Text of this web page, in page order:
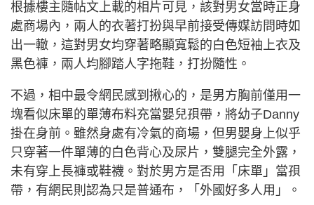
根據樓主隨帖文上載的相片可見，該對男女當時正身
處商場內，兩人的衣著打扮與早前接受傳媒訪問時如
出一轍，這對男女均穿著略顯寬鬆的白色短袖上衣及
黑色褲，兩人均腳踏人字拖鞋，打扮隨性。
不過，相中最令網民感到揪心的，是男方胸前僅用一
塊看似床單的單薄布料充當嬰兒孭帶，將幼子Danny
掛在身前。雖然身處有冷氣的商場，但男嬰身上似乎
只穿著一件單薄的白色背心及尿片，雙腿完全外露，
未有穿上長褲或鞋襪。對於男方是否用「床單」當孭
帶，有網民則認為只是普通布，「外國好多人用」。